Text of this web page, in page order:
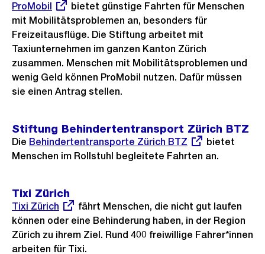
Externer
Link:
ProMobil
bietet günstige Fahrten für Menschen
mit Mobilitätsproblemen an, besonders für
Freizeitausflüge. Die Stiftung arbeitet mit
Taxiunternehmen im ganzen Kanton Zürich
zusammen. Menschen mit Mobilitätsproblemen und
wenig Geld können ProMobil nutzen. Dafür müssen
sie einen Antrag stellen.
Stiftung Behindertentransport Zürich BTZ
Die Externer
Link:
Behindertentransporte Zürich BTZ
bietet
Menschen im Rollstuhl begleitete Fahrten an.
Tixi Zürich
Externer
Link:
Tixi Zürich
fährt Menschen, die nicht gut laufen
können oder eine Behinderung haben, in der Region
Zürich zu ihrem Ziel. Rund 400 freiwillige Fahrer*innen
arbeiten für Tixi.